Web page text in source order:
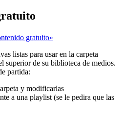
gratuito»
listas para usar en la carpeta
superior de su biblioteca de medios.
partida:
y modificarlas
a una playlist (se le pedira que las